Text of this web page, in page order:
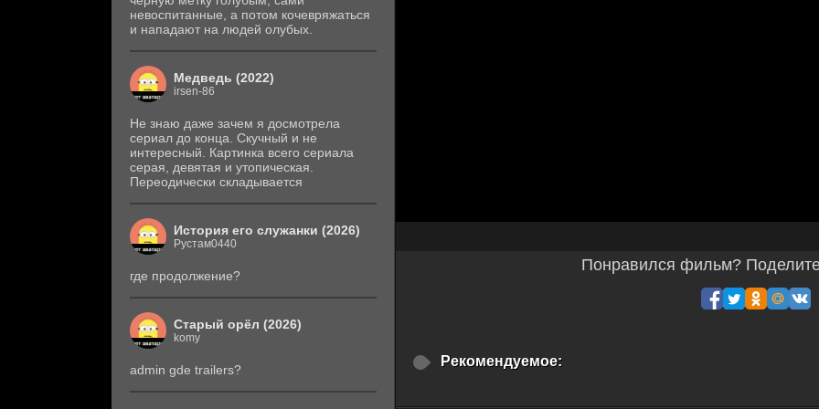
Понравился фильм?
Рекомендуемое:
невоспитанные, а потом кочевряжаться
и нападают на людей олубых.
Медведь (2022)
irsen-86
Не знаю даже зачем я досмотрела
сериал до конца. Скучный и не
интересный. Картинка всего сериала
серая, девятая и утопическая.
Переодически складывается
История его служанки (2026)
Рустам0440
где продолжение?
Старый орёл (2026)
komy
admin gde trailers?